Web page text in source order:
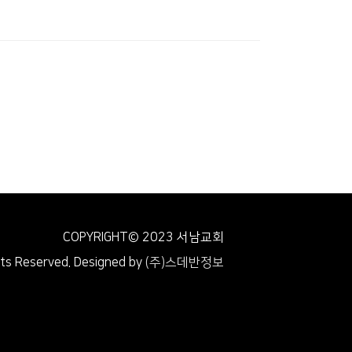
COPYRIGHT© 2023 서남교회
Reserved. Designed by(주)스데반정보